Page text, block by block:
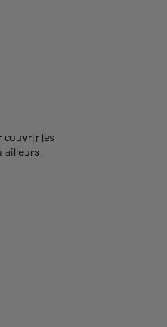
les
ailleurs.